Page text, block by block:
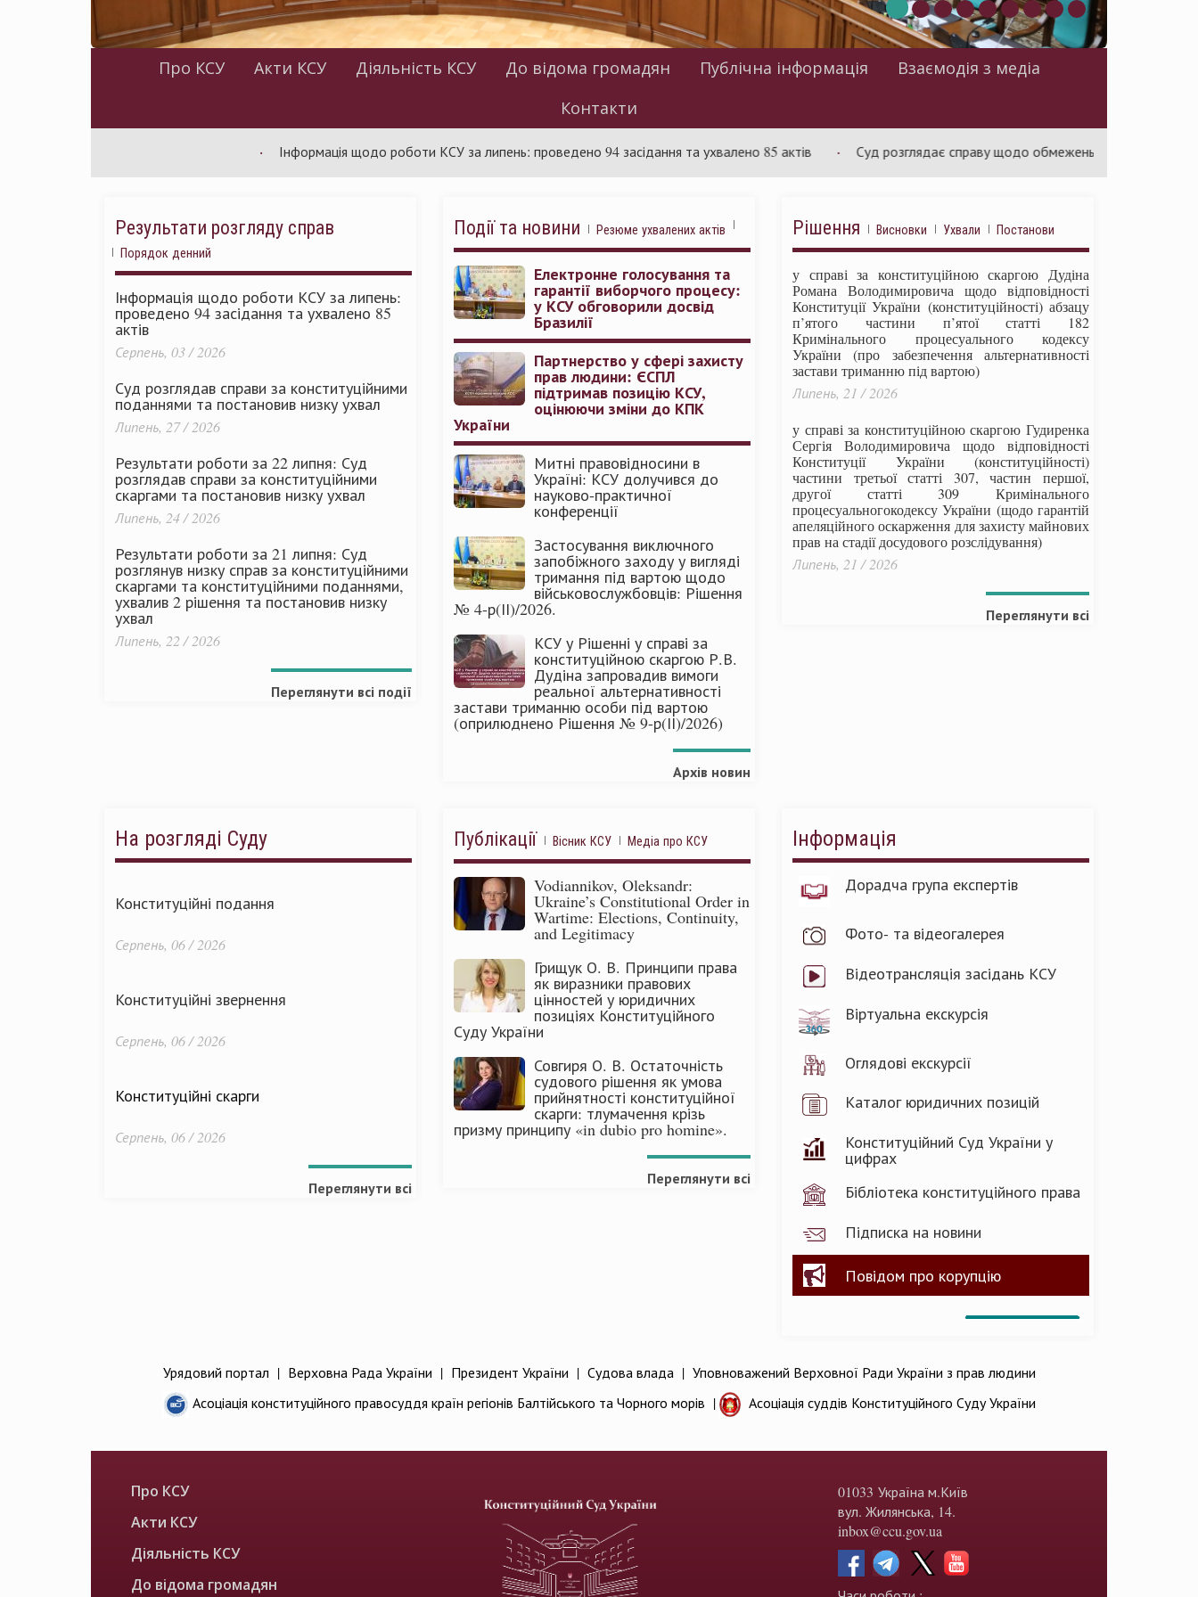
Про КСУ Акти КСУ Діяльність КСУ До відома громадян Публічна інформація
Взаємодія з медіа
Контакти
Інформація щодо роботи КСУ за липень: проведено 94 засідання та ухвалено 85 актів Суд розглядає справу щодо обмежень на зміну ціни в договорах
Результати розгляду справ
Порядок денний
Інформація щодо роботи КСУ за липень:
проведено 94 засідання та ухвалено 85
актів
Серпень, 03 / 2026
Суд розглядав справи за конституційними
поданнями та постановив низку ухвал
Липень, 27 / 2026
Результати роботи за 22 липня: Суд
розглядав справи за конституційними
скаргами та постановив низку ухвал
Липень, 24 / 2026
Результати роботи за 21 липня: Суд
розглянув низку справ за конституційними
скаргами та конституційними поданнями,
ухвалив 2 рішення та постановив низку
ухвал
Липень, 22 / 2026
Переглянути всі події
Події та новини Резюме ухвалених актів
Електронне голосування та
гарантії виборчого процесу:
у КСУ обговорили досвід
Бразилії
Партнерство у сфері захисту
прав людини: ЄСПЛ
підтримав позицію КСУ,
оцінюючи зміни до КПК
України
Митні правовідносини в
Україні: КСУ долучився до
науково-практичної
конференції
Застосування виключного
запобіжного заходу у вигляді
тримання під вартою щодо
військовослужбовців: Рішення
№ 4-р(ІІ)/2026.
КСУ у Рішенні у справі за
конституційною скаргою Р.В.
Дудіна запровадив вимоги
реальної альтернативності
застави триманню особи під вартою
(оприлюднено Рішення № 9-р(ІІ)/2026)
Архів новин
Рішення Висновки Ухвали Постанови
у справі за конституційною скаргою Дудіна
Романа Володимировича щодо відповідності
Конституції України (конституційності) абзацу
п’ятого частини п’ятої статті 182
Кримінального процесуального кодексу
України (про забезпечення альтернативності
застави триманню під вартою)
Липень, 21 / 2026
у справі за конституційною скаргою Гудиренка
Сергія Володимировича щодо відповідності
Конституції України (конституційності)
частини третьої статті 307, частин першої,
другої статті 309 Кримінального
процесуальногокодексу України (щодо гарантій
апеляційного оскарження для захисту майнових
прав на стадії досудового розслідування)
Липень, 21 / 2026
Переглянути всі
На розгляді Суду
Конституційні подання
Серпень, 06 / 2026
Конституційні звернення
Серпень, 06 / 2026
Конституційні скарги
Серпень, 06 / 2026
Переглянути всі
Публікації Вісник КСУ Медіа про КСУ
Vodiannikov, Oleksandr:
Ukraine’s Constitutional Order in
Wartime: Elections, Continuity,
and Legitimacy
Грищук О. В. Принципи права
як виразники правових
цінностей у юридичних
позиціях Конституційного
Суду України
Совгиря О. В. Остаточність
судового рішення як умова
прийнятності конституційної
скарги: тлумачення крізь
призму принципу «in dubio pro homine».
Переглянути всі
Інформація
Дорадча група експертів
Фото- та відеогалерея
Відеотрансляція засідань КСУ
Віртуальна екскурсія
Оглядові екскурсії
Каталог юридичних позицій
Конституційний Суд України у
цифрах
Бібліотека конституційного права
Підписка на новини
Повідом про корупцію
Урядовий портал | Верховна Рада України | Президент України | Судова влада | Уповноважений Верховної Ради України з прав людини
Асоціація конституційного правосуддя країн регіонів Балтійського та Чорного морів | Асоціація суддів Конституційного Суду України
Про КСУ
Акти КСУ
Діяльність КСУ
До відома громадян
01033 Україна м.Київ
вул. Жилянська, 14.
inbox@ccu.gov.ua